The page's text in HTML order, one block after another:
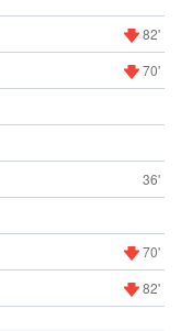
82'
70'
36'
70'
82'